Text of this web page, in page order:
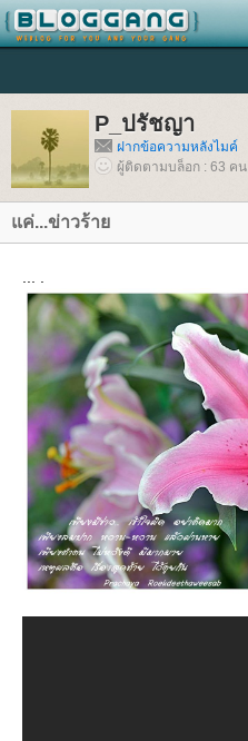
P_ปรัชญา
ฝากข้อความหลังไมค์
ผู้ติดตามบล็อก : 63 คน
ค่...ข่าวร้า